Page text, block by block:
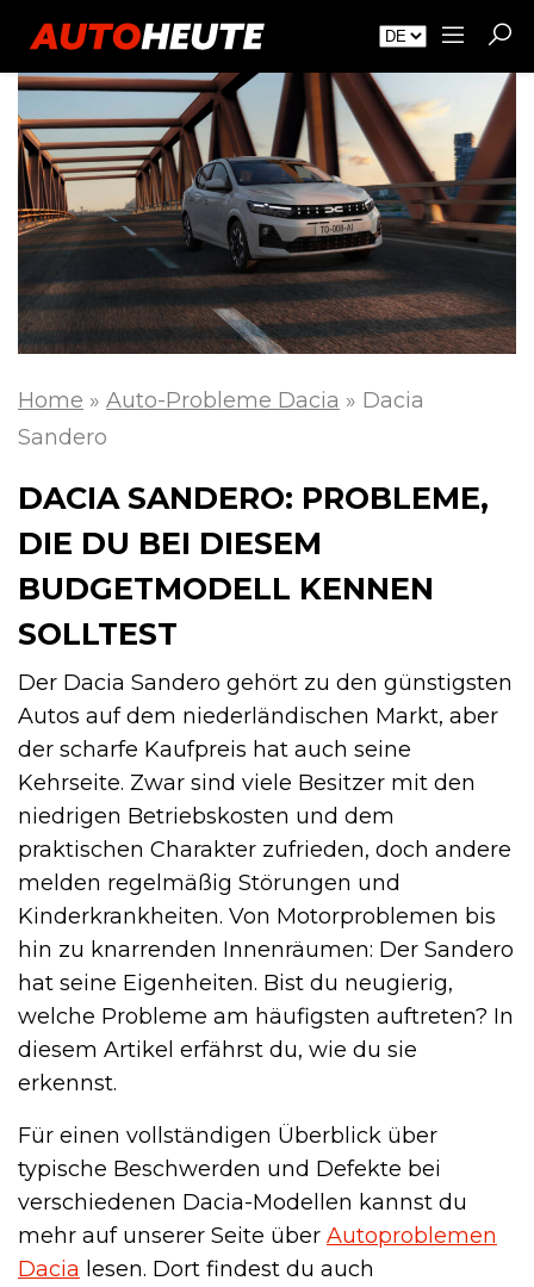
Home » Auto-Probleme Dacia » Dacia
Sandero
DACIA SANDERO: PROBLEME,
DIE DU BEI DIESEM
BUDGETMODELL KENNEN
SOLLTEST
Der Dacia Sandero gehört zu den günstigsten
Autos auf dem niederländischen Markt, aber
der scharfe Kaufpreis hat auch seine
Kehrseite. Zwar sind viele Besitzer mit den
niedrigen Betriebskosten und dem
praktischen Charakter zufrieden, doch andere
melden regelmäßig Störungen und
Kinderkrankheiten. Von Motorproblemen bis
hin zu knarrenden Innenräumen: Der Sandero
hat seine Eigenheiten. Bist du neugierig,
welche Probleme am häufigsten auftreten? In
diesem Artikel erfährst du, wie du sie
erkennst.
Für einen vollständigen Überblick über
typische Beschwerden und Defekte bei
verschiedenen Dacia-Modellen kannst du
mehr auf unserer Seite über Autoproblemen
Dacia lesen. Dort findest du auch